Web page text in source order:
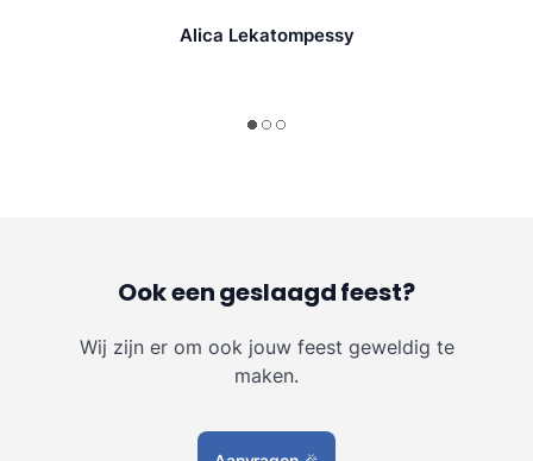
Alica Lekatompessy
Ook een geslaagd feest?
Wij zijn er om ook jouw feest geweldig te
maken.